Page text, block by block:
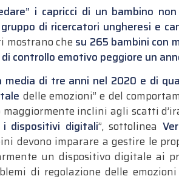
i capricci di un bambino
gruppo di ricercatori ungheresi e
mostrano che su 265 bambini con
controllo emotivo peggiore un
di tre anni nel 2020 e di
delle emozioni” e del
maggiormente inclini agli scatti
dispositivi digitali”, sottolinea
devono imparare a gestire le
un dispositivo digitale ai
di regolazione delle